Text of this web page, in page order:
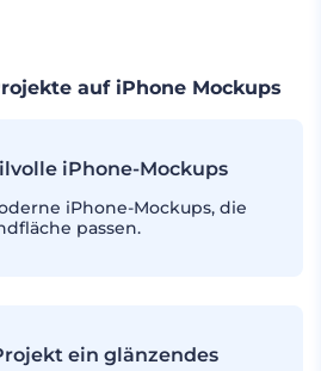
auf iPhone Mockups
iPhone-Mockups
iPhone-Mockups, die
passen.
ein glänzendes